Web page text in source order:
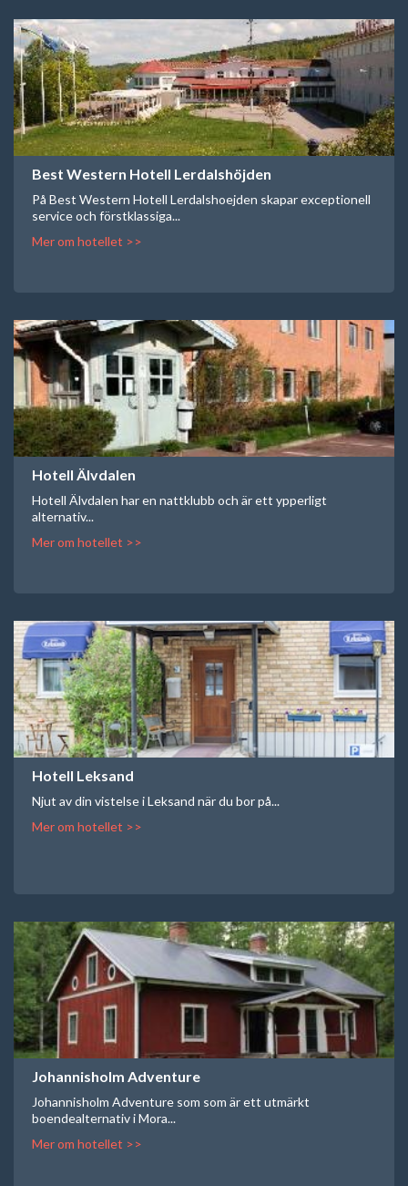
Best Western Hotell Lerdalshöjden
På Best Western Hotell Lerdalshoejden skapar exceptionell
service och förstklassiga...
Mer om hotellet >>
Hotell Älvdalen
Hotell Älvdalen har en nattklubb och är ett ypperligt
alternativ...
Mer om hotellet >>
Hotell Leksand
Njut av din vistelse i Leksand när du bor på...
Mer om hotellet >>
Johannisholm Adventure
Johannisholm Adventure som som är ett utmärkt
boendealternativ i Mora...
Mer om hotellet >>